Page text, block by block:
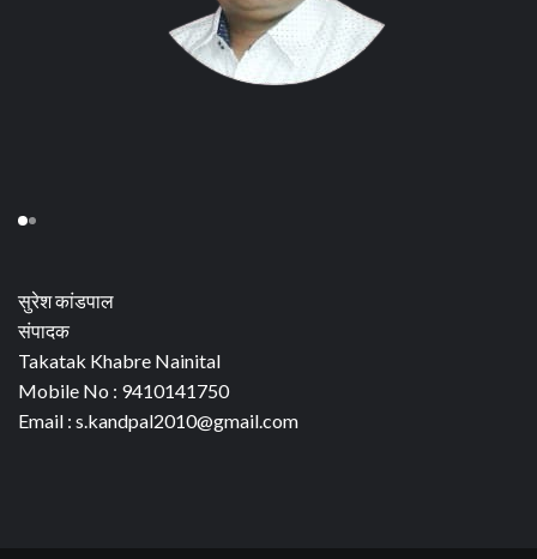
सुरेश कांडपाल
संपादक
Takatak Khabre Nainital
Mobile No : 9410141750
Email : s.kandpal2010@gmail.com